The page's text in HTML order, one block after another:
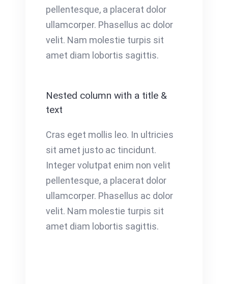
pellentesque, a placerat dolor
ullamcorper. Phasellus ac dolor
velit. Nam molestie turpis sit
amet diam lobortis sagittis.
Nested column with a title &
text
Cras eget mollis leo. In ultricies
sit amet justo ac tincidunt.
Integer volutpat enim non velit
pellentesque, a placerat dolor
ullamcorper. Phasellus ac dolor
velit. Nam molestie turpis sit
amet diam lobortis sagittis.